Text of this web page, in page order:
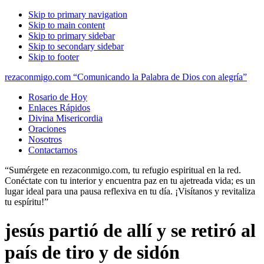
Skip to primary navigation
Skip to main content
Skip to primary sidebar
Skip to secondary sidebar
Skip to footer
rezaconmigo.com “Comunicando la Palabra de Dios con alegría”
Rosario de Hoy
Enlaces Rápidos
Divina Misericordia
Oraciones
Nosotros
Contactarnos
“Sumérgete en rezaconmigo.com, tu refugio espiritual en la red.
Conéctate con tu interior y encuentra paz en tu ajetreada vida; es un
lugar ideal para una pausa reflexiva en tu día. ¡Visítanos y revitaliza
tu espíritu!”
jesús partió de allí y se retiró al
país de tiro y de sidón